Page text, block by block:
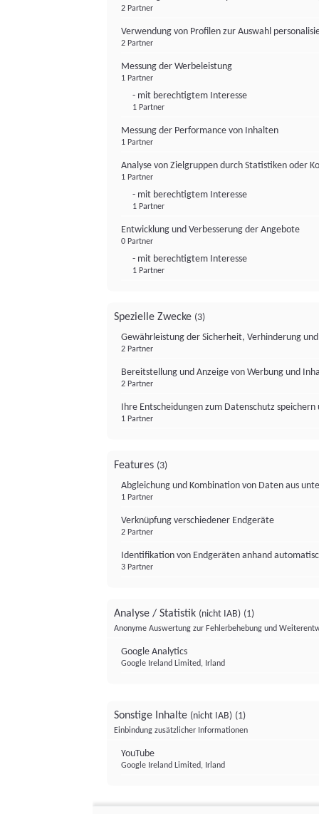
2 Partner
Verwendung von Profilen zur Auswahl
2 Partner
Messung der Werbeleistung
1 Partner
- mit berechtigtem Interesse
1 Partner
Messung der Performance von Inhalten
1 Partner
Analyse von Zielgruppen durch Statistiken oder
1 Partner
- mit berechtigtem Interesse
1 Partner
Entwicklung und Verbesserung der Angebote
0 Partner
- mit berechtigtem Interesse
1 Partner
Spezielle Zwecke (3)
Gewährleistung der Sicherheit, Verhinderung
2 Partner
Bereitstellung und Anzeige von Werbung und
2 Partner
Ihre Entscheidungen zum Datenschutz
1 Partner
Features (3)
Abgleichung und Kombination von Daten aus
1 Partner
Verknüpfung verschiedener Endgeräte
2 Partner
Identifikation von Endgeräten anhand
3 Partner
Analyse / Statistik (nicht IAB) (1)
Anonyme Auswertung zur Fehlerbehebung und
Google Analytics
Google Ireland Limited, Irland
Sonstige Inhalte (nicht IAB) (1)
Einbindung zusätzlicher Informationen
YouTube
Google Ireland Limited, Irland